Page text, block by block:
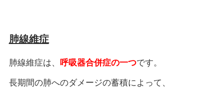
肺線維症
肺線維症は、 呼吸器合併症の一つです。
長期間の肺へのダメージの蓄積によって、